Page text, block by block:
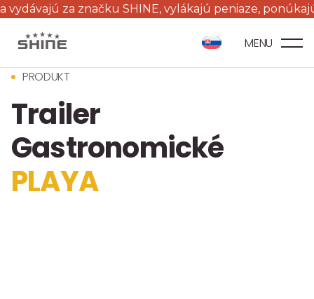
MENU
PRODUKT
Trailer
Gastronomické
PLAYA
za značku SHINE, vylákajú peniaze, ponúkajú